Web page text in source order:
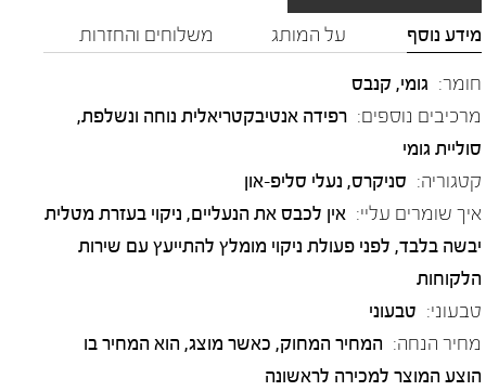
מידע נוסף על המותג משלוחים והחזרות
חומר: גומי, קנבס
מרכיבים נוספים: רפידה אנטיבקטריאלית נוחה ונשלפת,
סוליית גומי
קטגוריה: סניקרס, נעלי סליפ-און
איך שומרים עליי: אין לכבס את הנעליים, ניקוי בעזרת מטלית
יבשה בלבד, לפני פעולת ניקוי מומלץ להתייעץ עם שירות
הלקוחות
טבעוני: טבעוני
מחיר הנחה: המחיר המחוק, כאשר מוצג, הוא המחיר בו
הוצע המוצר למכירה לראשונה